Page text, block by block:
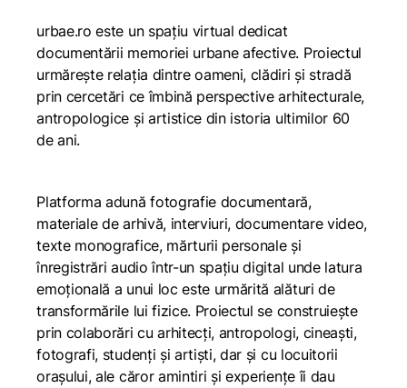
urbae.ro este un spațiu virtual dedicat
documentării memoriei urbane afective. Proiectul
urmărește relația dintre oameni, clădiri și stradă
prin cercetări ce îmbină perspective arhitecturale,
antropologice și artistice din istoria ultimilor 60
de ani.
Platforma adună fotografie documentară,
materiale de arhivă, interviuri, documentare video,
texte monografice, mărturii personale și
înregistrări audio într-un spațiu digital unde latura
emoțională a unui loc este urmărită alături de
transformările lui fizice. Proiectul se construiește
prin colaborări cu arhitecți, antropologi, cineaști,
fotografi, studenți și artiști, dar și cu locuitorii
orașului, ale căror amintiri și experiențe îi dau